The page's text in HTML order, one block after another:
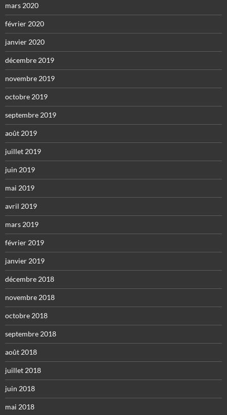
mars 2020
février 2020
janvier 2020
décembre 2019
novembre 2019
octobre 2019
septembre 2019
août 2019
juillet 2019
juin 2019
mai 2019
avril 2019
mars 2019
février 2019
janvier 2019
décembre 2018
novembre 2018
octobre 2018
septembre 2018
août 2018
juillet 2018
juin 2018
mai 2018